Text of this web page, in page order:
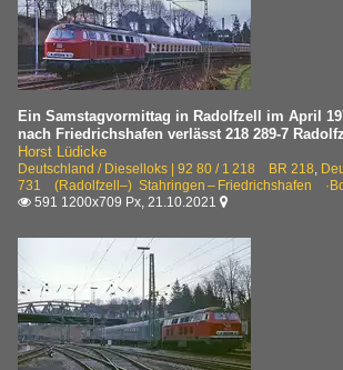
Ein Samstagvormittag in Radolfzell im April
nach Friedrichshafen verlässt 218 289-7
Horst Lüdicke
Deutschland / Dieselloks | 92 80 / 1 218 BR 218,
731 (Radolfzell–) Stahringen – Friedrichshafen
 591 1200x709 Px, 21.10.2021 